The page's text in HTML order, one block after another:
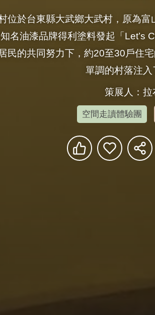
位於台東縣大武鄉大武村，原為
名油漆品牌得利塗料發起「Let’s
民的共同努力下，約20至30戶住
單調的村落注入
策展人：拉
空間走讀體驗團